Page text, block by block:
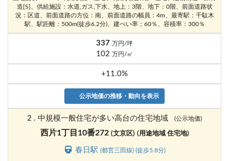
造[S]、供給施設：水道,ガス,下水、地上：3階、地下：0階、前面道路状
況：区道、前面道路の方位：南、前面道路の幅員：4m、最寄駅：千駄木
駅、駅距離：500m(徒歩6.2分)、建ぺい率；60％、容積率：300％
337 万円/坪
102 万円/㎡
+11.0%
公示地価の推移・動向を表示
2 . 中規模一般住宅が多い高台の住宅地域 (公示地価)
西片1丁目10番272 (文京区) (用途地域 住宅地)
春日駅(都営三田線) (徒歩5.8分)